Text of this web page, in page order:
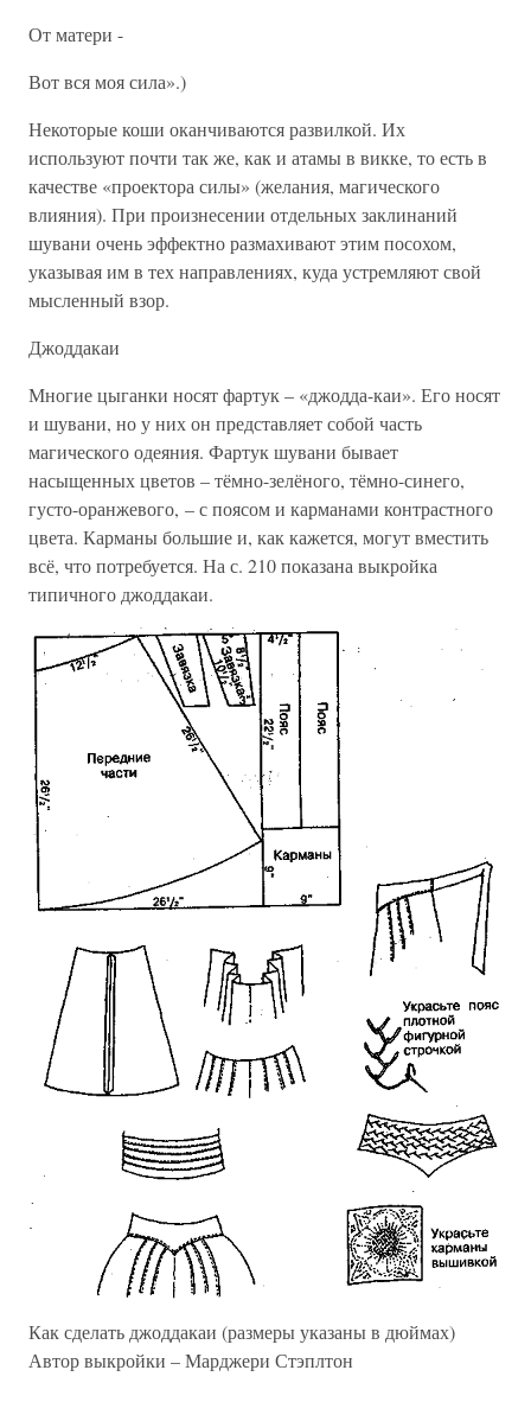
От матери -
Вот вся моя сила».)
Некоторые коши оканчиваются развилкой. Их
используют почти так же, как и атамы в викке, то есть в
качестве «проектора силы» (желания, магического
влияния). При произнесении отдельных заклинаний
шувани очень эффектно размахивают этим посохом,
указывая им в тех направлениях, куда устремляют свой
мысленный взор.
Джоддакаи
Многие цыганки носят фартук – «джодда-каи». Его носят
и шувани, но у них он представляет собой часть
магического одеяния. Фартук шувани бывает
насыщенных цветов – тёмно-зелёного, тёмно-синего,
густо-оранжевого, – с поясом и карманами контрастного
цвета. Карманы большие и, как кажется, могут вместить
всё, что потребуется. На с. 210 показана выкройка
типичного джоддакаи.
Как сделать джоддакаи (размеры указаны в дюймах)
Автор выкройки – Марджери Стэплтон